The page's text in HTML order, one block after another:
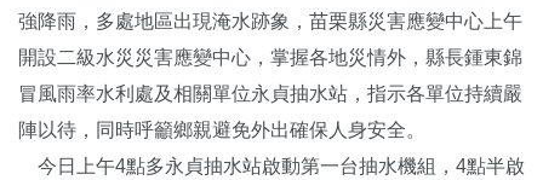
強降雨，多處地區出現淹水跡象，苗栗縣災害應變中心上午
開設二級水災災害應變中心，掌握各地災情外，縣長鍾東錦
冒風雨率水利處及相關單位永貞抽水站，指示各單位持續嚴
陣以待，同時呼籲鄉親避免外出確保人身安全。
今日上午4點多永貞抽水站啟動第一台抽水機組，4點半啟